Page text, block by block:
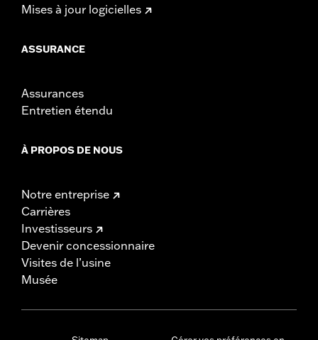
Mises à jour logicielles
ASSURANCE
Assurances
Entretien étendu
À PROPOS DE NOUS
Notre entreprise
Carrières
Investisseurs
Devenir concessionnaire
Visites de l’usine
Musée